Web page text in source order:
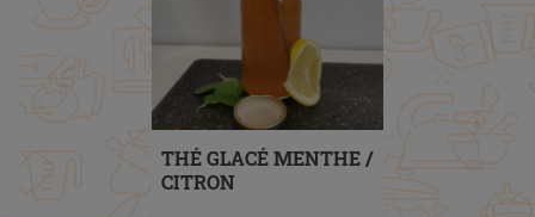
THÉ GLACÉ MENTHE /
CITRON